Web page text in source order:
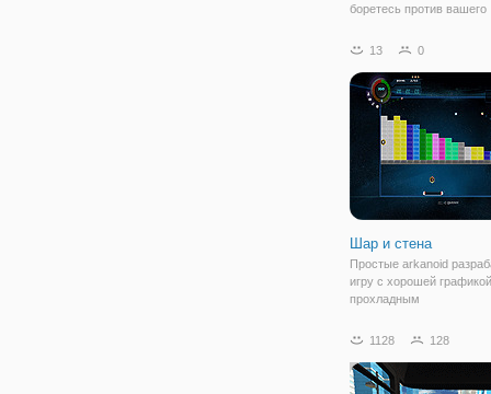
боретесь против вашего
каждый бой, чтобы
Играть в теннис, футбол,
баскетбол или волейбол
13 0
Шар и стена
Простые arkanoid
игру с хорошей
прохладным
1128 128